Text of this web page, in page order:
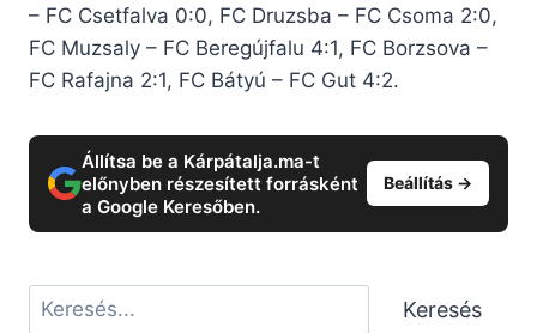
– FC Csetfalva 0:0, FC Druzsba – FC Csoma 2:0,
FC Muzsaly – FC Beregújfalu 4:1, FC Borzsova –
FC Rafajna 2:1, FC Bátyú – FC Gut 4:2.
Állítsa be a Kárpátalja.ma-t
előnyben részesített forrásként
a Google Keresőben.
Beállítás →
Keresés Keresés